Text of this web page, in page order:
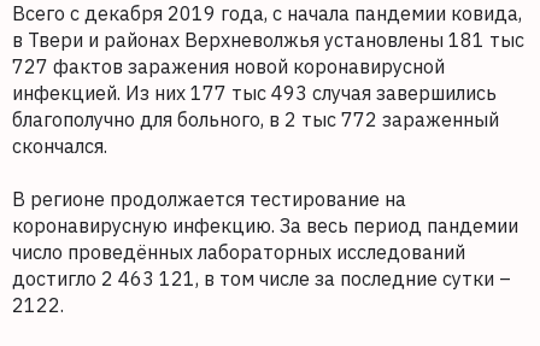
Всего с декабря 2019 года, с начала пандемии ковида,
в Твери и районах Верхневолжья установлены 181 тыс
727 фактов заражения новой коронавирусной
инфекцией. Из них 177 тыс 493 случая завершились
благополучно для больного, в 2 тыс 772 зараженный
скончался.
В регионе продолжается тестирование на
коронавирусную инфекцию. За весь период пандемии
число проведённых лабораторных исследований
достигло 2 463 121, в том числе за последние сутки –
2122.